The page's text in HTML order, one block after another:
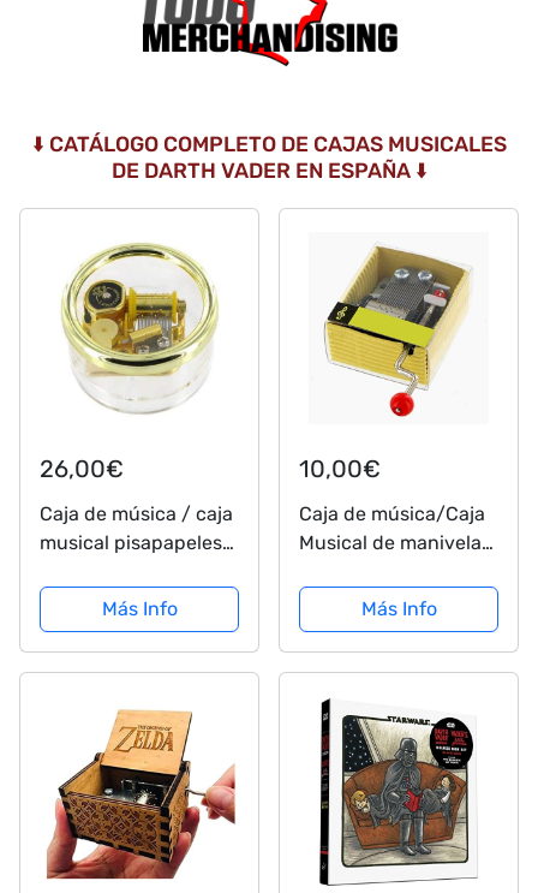
⬇️ CATÁLOGO COMPLETO DE CAJAS MUSICALES
DE DARTH VADER EN ESPAÑA ⬇️
26,00€
Caja de música / caja
musical pisapapeles
mecanismo musical
de resorte de 18 notas
- Marcha Imperial -
- La guerra...
Más Info
10,00€
Caja de música/Caja
Musical de manivela
Mecanismo Musical
de 18 Notas - La
Guerra de Las
Imperial o el Tema de
Darth Vader...
Más Info